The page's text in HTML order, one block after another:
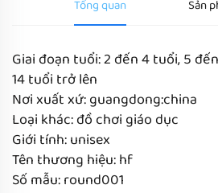
Tổng quan Sản
Giai đoạn tuổi: 2 đến 4 tuổi, 5
14 tuổi trở lên
Nơi xuất xứ: guangdong:china
Loại khác: đồ chơi giáo dục
Giới tính: unisex
Tên thương hiệu: hf
Số mẫu: round001